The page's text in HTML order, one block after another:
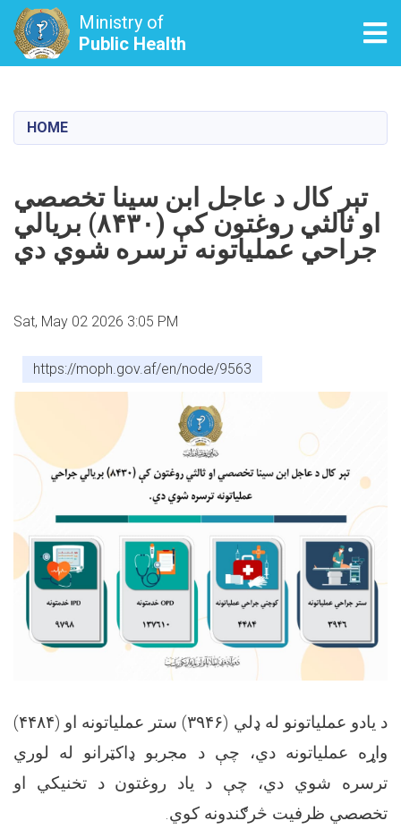
content
Ministry of
Public Health
HOME
تېر کال د عاجل ابن سینا تخصصي
او ثالثي روغتون کې (۸۴۳۰) بریالي
جراحي عملیاتونه ترسره شوي دي
Sat, May 02 2026 3:05 PM
https://moph.gov.af/en/node/9563
د یادو عملیاتونو له ډلي (۳۹۴۶) ستر عملیاتونه او (۴۴۸۴)
واړه عملیاتونه دي، چې د مجربو ډاکټرانو له لوري
ترسره شوي دي، چې د یاد روغتون د تخنیکي او
تخصصي ظرفیت څرګندونه کوي.